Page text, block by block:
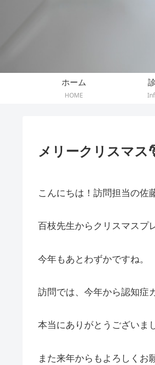
ホーム
HOME
メリークリスマス
こんにちは！訪問担当の佐
百枝先生からクリスマスプ
今年もあとわずかですね。
訪問では、今年から認知症
本当にありがとうございま
また来年からもよろしくお